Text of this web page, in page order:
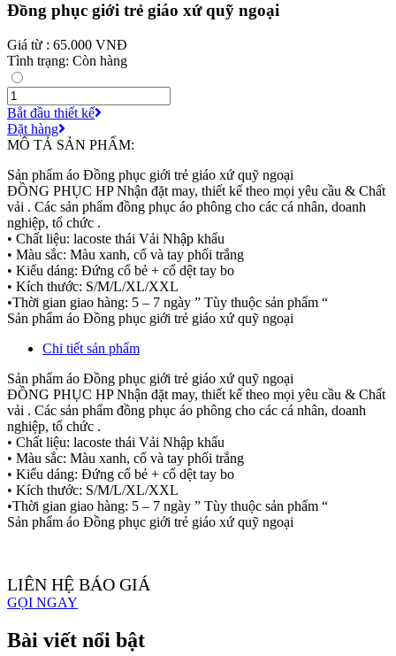
Đồng phục giới trẻ giáo xứ quỹ ngoại
Giá từ : 65.000 VNĐ
Tình trạng: Còn hàng
Bắt đầu thiết kế
Đặt hàng
MÔ TẢ SẢN PHẨM:
Sản phẩm áo Đồng phục giới trẻ giáo xứ quỹ ngoại
ĐỒNG PHỤC HP Nhận đặt may, thiết kế theo mọi yêu cầu & Chất
vải . Các sản phẩm đồng phục áo phông cho các cá nhân, doanh
nghiệp, tổ chức .
• Chất liệu: lacoste thái Vải Nhập khẩu
• Màu sắc: Màu xanh, cổ và tay phối trắng
• Kiểu dáng: Đứng cổ bẻ + cổ dệt tay bo
• Kích thước: S/M/L/XL/XXL
•Thời gian giao hàng: 5 – 7 ngày ” Tùy thuộc sản phẩm “
Sản phẩm áo Đồng phục giới trẻ giáo xứ quỹ ngoại
Chi tiết sản phẩm
Sản phẩm áo Đồng phục giới trẻ giáo xứ quỹ ngoại
ĐỒNG PHỤC HP Nhận đặt may, thiết kế theo mọi yêu cầu & Chất
vải . Các sản phẩm đồng phục áo phông cho các cá nhân, doanh
nghiệp, tổ chức .
• Chất liệu: lacoste thái Vải Nhập khẩu
• Màu sắc: Màu xanh, cổ và tay phối trắng
• Kiểu dáng: Đứng cổ bẻ + cổ dệt tay bo
• Kích thước: S/M/L/XL/XXL
•Thời gian giao hàng: 5 – 7 ngày ” Tùy thuộc sản phẩm “
Sản phẩm áo Đồng phục giới trẻ giáo xứ quỹ ngoại
LIÊN HỆ BÁO GIÁ
GỌI NGAY
Bài viết nổi bật